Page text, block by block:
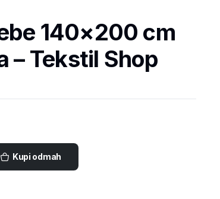
140×200 cm
– Tekstil Shop
Kupi odmah